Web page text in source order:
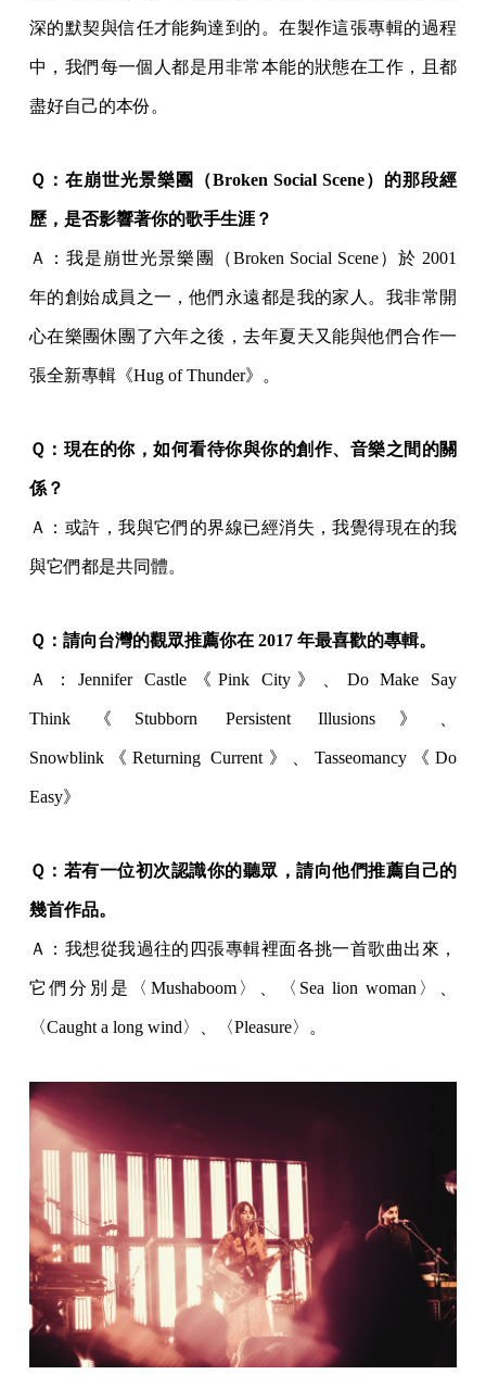
深的默契與信任才能夠達到的。在製作這張專輯的過程
中，我們每一個人都是用非常本能的狀態在工作，且都
盡好自己的本份。
Ｑ：在崩世光景樂團（Broken Social Scene）的那段經
歷，是否影響著你的歌手生涯？
Ａ：我是崩世光景樂團（Broken Social Scene）於 2001
年的創始成員之一，他們永遠都是我的家人。我非常開
心在樂團休團了六年之後，去年夏天又能與他們合作一
張全新專輯《Hug of Thunder》。
Ｑ：現在的你，如何看待你與你的創作、音樂之間的關
係？
Ａ：或許，我與它們的界線已經消失，我覺得現在的我
與它們都是共同體。
Ｑ：請向台灣的觀眾推薦你在 2017 年最喜歡的專輯。
Ａ：Jennifer Castle《Pink City》、Do Make Say
Think《Stubborn Persistent Illusions》、
Snowblink《Returning Current》、Tasseomancy《Do
Easy》
Ｑ：若有一位初次認識你的聽眾，請向他們推薦自己的
幾首作品。
Ａ：我想從我過往的四張專輯裡面各挑一首歌曲出來，
它們分別是〈Mushaboom〉、〈Sea lion woman〉、
〈Caught a long wind〉、〈Pleasure〉。